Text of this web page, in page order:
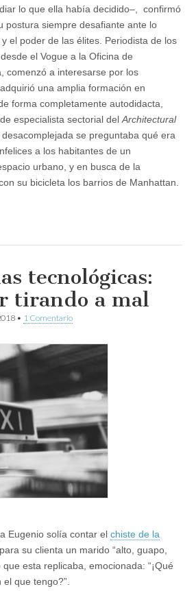
lo que ella había decidido–, confirmó
postura siempre desafiante ante lo
el poder de las élites. Periodista de los
el Vogue a la Oficina de
comenzó a interesarse por los
una amplia formación en
forma completamente autodidacta,
especialista sectorial del Architectural
desacomplejada se preguntaba qué era
a los habitantes de un
urbano, y en busca de la
su bicicleta los barrios de Manhattan.
tecnológicas:
tirando a mal
• 1 Comentario
Eugenio solía contar el chiste de la
su clienta un marido “alto, guapo,
esta replicaba, emocionada: “¡Qué
que tengo?”.